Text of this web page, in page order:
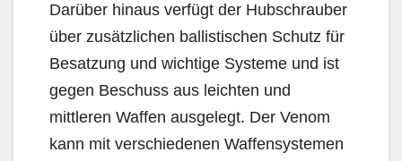
Darüber hinaus verfügt der Hubschrauber
über zusätzlichen ballistischen Schutz für
Besatzung und wichtige Systeme und ist
gegen Beschuss aus leichten und
mittleren Waffen ausgelegt. Der Venom
kann mit verschiedenen Waffensystemen